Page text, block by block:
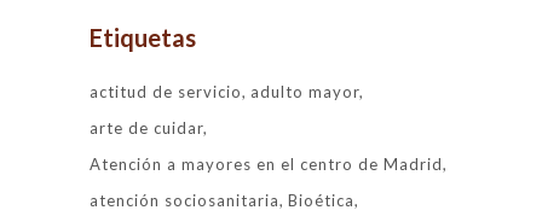
Etiquetas
actitud de servicio
adulto mayor
arte de cuidar
Atención a mayores en el centro de Madrid
atención sociosanitaria Bioética